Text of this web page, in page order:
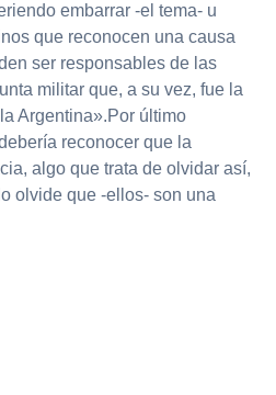
embarrar -el tema- u
que reconocen una causa
ser responsables de las
militar que, a su vez, fue la
Argentina».Por último
reconocer que la
algo que trata de olvidar así,
olvide que -ellos- son una